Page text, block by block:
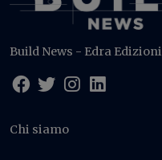
Build News - Edra Edizioni
Chi siamo